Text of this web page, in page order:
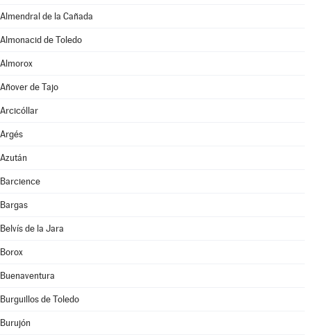
Almendral de la Cañada
Almonacid de Toledo
Almorox
Añover de Tajo
Arcicóllar
Argés
Azután
Barcience
Bargas
Belvís de la Jara
Borox
Buenaventura
Burguillos de Toledo
Burujón